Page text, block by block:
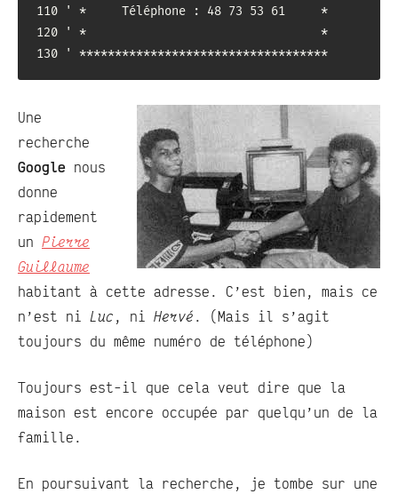
110 ' *     Téléphone : 48 73 53 61     *
120 ' *                                 *
130 ' ***********************************
Une
recherche
Google nous
donne
rapidement
un Pierre
Guillaume
habitant à cette adresse. C’est bien, mais ce
n’est ni Luc , ni Hervé . (Mais il s’agit
toujours du même numéro de téléphone)
Toujours est-il que cela veut dire que la
maison est encore occupée par quelqu’un de la
famille.
En poursuivant la recherche, je tombe sur une